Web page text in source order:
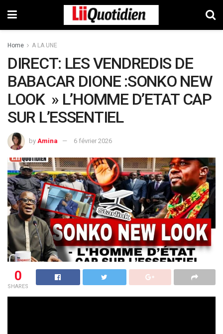
Home A LA UNE
DIRECT: LES VENDREDIS DE
BABACAR DIONE :SONKO NEW
LOOK » L’HOMME D’ETAT CAP
SUR L’ESSENTIEL
by Amina 6 février 2026
0
SHARES